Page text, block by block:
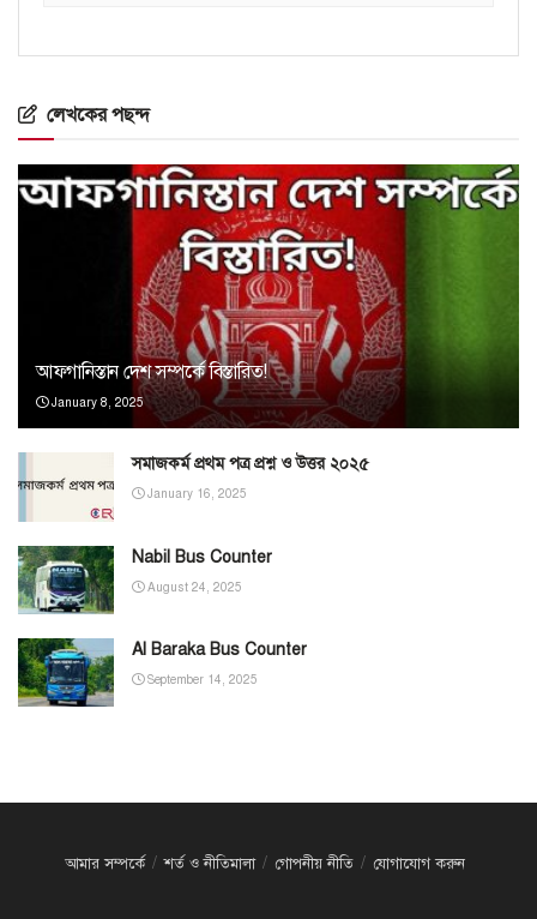
লেখকের পছন্দ
আফগানিস্তান দেশ সম্পর্কে বিস্তারিত!
January 8, 2025
সমাজকর্ম প্রথম পত্র প্রশ্ন ও উত্তর ২০২৫
January 16, 2025
Nabil Bus Counter
August 24, 2025
Al Baraka Bus Counter
September 14, 2025
আমার সম্পর্কে শর্ত ও নীতিমালা গোপনীয় নীতি যোগাযোগ করুন